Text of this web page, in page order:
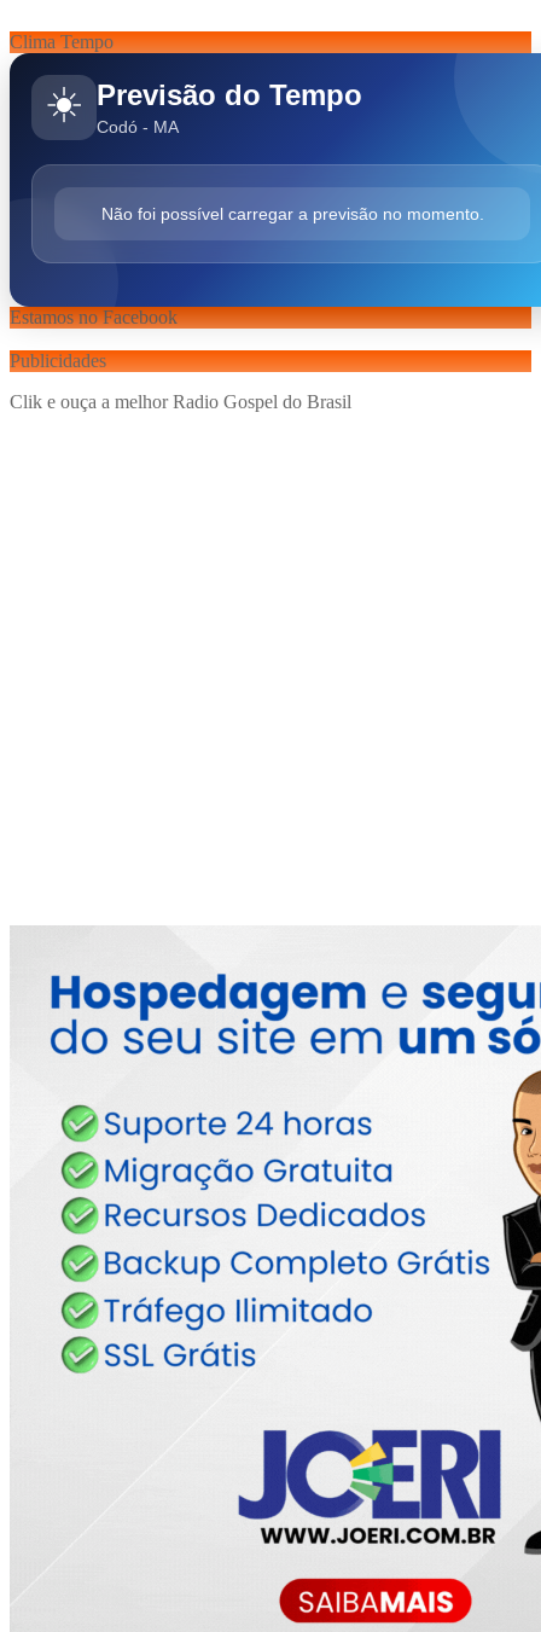
Clima Tempo
☀️ Previsão do Tempo
Codó - MA
Não foi possível carregar a previsão no momento.
Estamos no Facebook
Publicidades
Clik e ouça a melhor Radio Gospel do Brasil